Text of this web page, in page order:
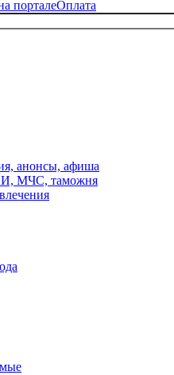
порталеОплата
анонсы, афиша
МЧС, таможня